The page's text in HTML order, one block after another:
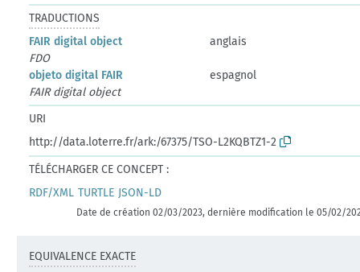
TRADUCTIONS
FAIR digital object
anglais
FDO
objeto digital FAIR
espagnol
FAIR digital object
URI
http://data.loterre.fr/ark:/67375/TSO-L2KQBTZ1-2
TÉLÉCHARGER CE CONCEPT :
RDF/XML TURTLE JSON-LD
Date de création 02/03/2023, dernière modification le 05/02/
EQUIVALENCE EXACTE